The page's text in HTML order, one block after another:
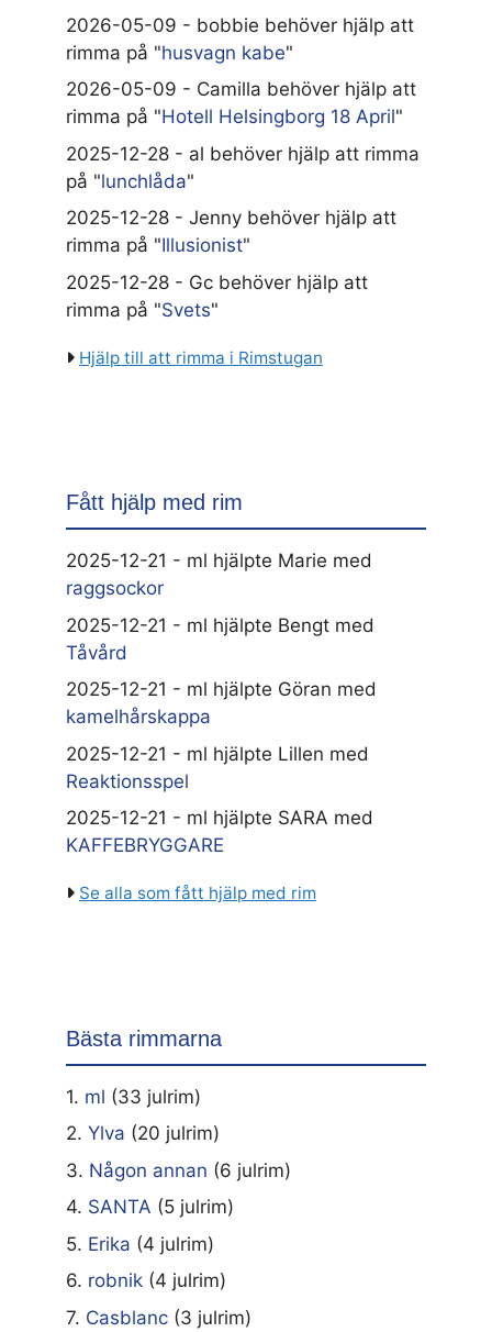
2026-05-09 - bobbie behöver hjälp att
rimma på "husvagn kabe"
2026-05-09 - Camilla behöver hjälp att
rimma på "Hotell Helsingborg 18 April"
2025-12-28 - al behöver hjälp att rimma
på "lunchlåda"
2025-12-28 - Jenny behöver hjälp att
rimma på "Illusionist"
2025-12-28 - Gc behöver hjälp att
rimma på "Svets"
Hjälp till att rimma i Rimstugan
Fått hjälp med rim
2025-12-21 - ml hjälpte Marie med
raggsockor
2025-12-21 - ml hjälpte Bengt med
Tåvård
2025-12-21 - ml hjälpte Göran med
kamelhårskappa
2025-12-21 - ml hjälpte Lillen med
Reaktionsspel
2025-12-21 - ml hjälpte SARA med
KAFFEBRYGGARE
Se alla som fått hjälp med rim
Bästa rimmarna
1. ml (33 julrim)
2. Ylva (20 julrim)
3. Någon annan (6 julrim)
4. SANTA (5 julrim)
5. Erika (4 julrim)
6. robnik (4 julrim)
7. Casblanc (3 julrim)